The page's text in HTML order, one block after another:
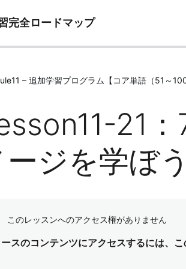
完全ロードマップ
– 追加学習プログラム【コア単語（51～100
21
ージを学ぼう
このレッスンへのアクセス権がありません
ースのコンテンツにアクセスするには、